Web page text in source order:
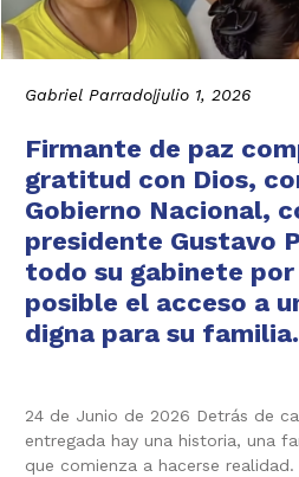
Gabriel Parrado|julio 1, 2026
Firmante de paz
gratitud con Dios,
Gobierno Nacional,
presidente Gustavo
todo su gabinete
posible el acceso a
digna para su familia.
24 de Junio de 2026 Detrás de
entregada hay una historia, una
que comienza a hacerse